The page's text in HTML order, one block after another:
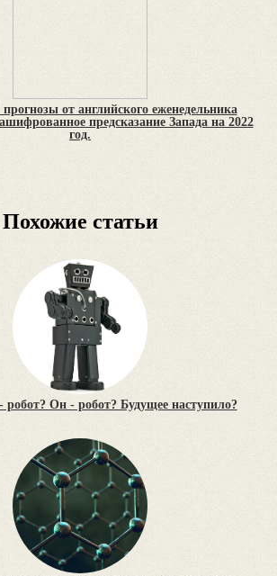
от английского еженедельника
предсказание Запада на 2022
год.
Похожие статьи
Он - робот? Будущее наступило?